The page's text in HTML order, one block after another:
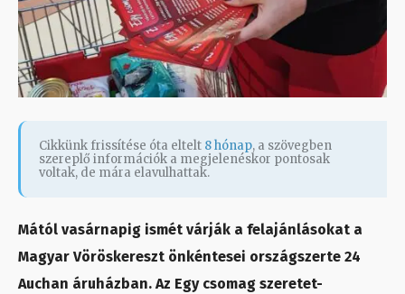
Cikkünk frissítése óta eltelt 8 hónap, a szövegben
szereplő információk a megjelenéskor pontosak
voltak, de mára elavulhattak.
Mától vasárnapig ismét várják a felajánlásokat a
Magyar Vöröskereszt önkéntesei országszerte 24
Auchan áruházban. Az Egy csomag szeretet-